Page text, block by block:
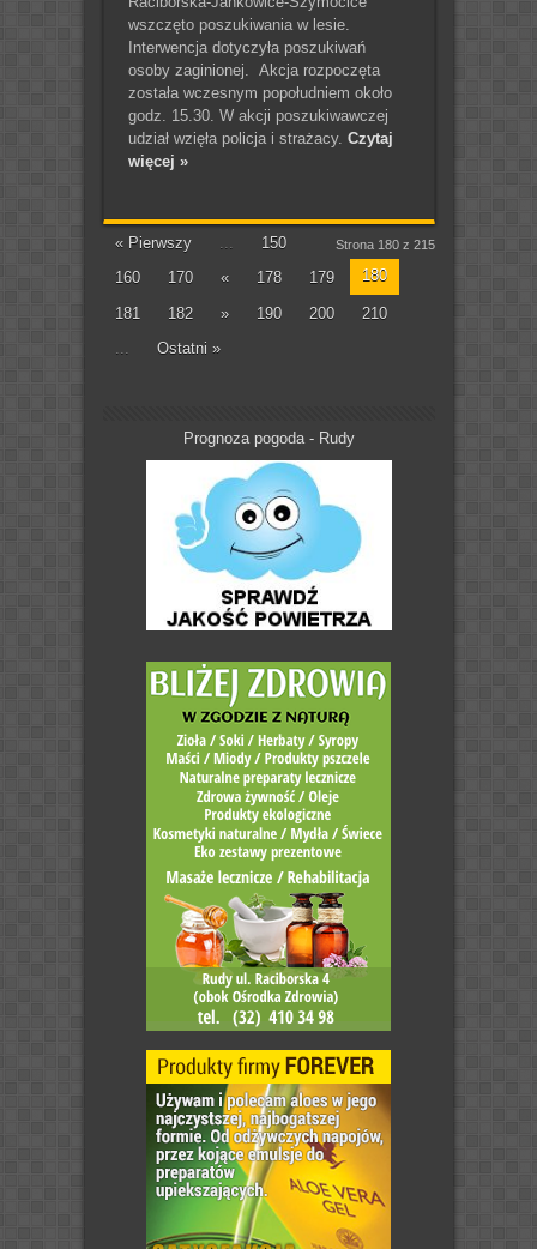
wszczęto poszukiwania w lesie.
Interwencja dotyczyła poszukiwań
osoby zaginionej. Akcja rozpoczęta
została wczesnym popołudniem około
godz. 15.30. W akcji poszukiwawczej
udział wzięła policja i strażacy. Czytaj
więcej »
Strona 180 z 215
« Pierwszy
150
160
170 « 178 179 180
181 182 » 190 200
210
Ostatni »
Prognoza pogoda - Rudy